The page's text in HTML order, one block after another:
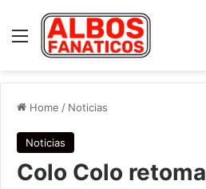
Menu
Home / Noticias
Noticias
Colo Colo retoma